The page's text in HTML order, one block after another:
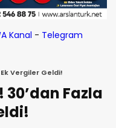
Kanal - Telegram
Vergiler Geldi!
30’dan Fazla